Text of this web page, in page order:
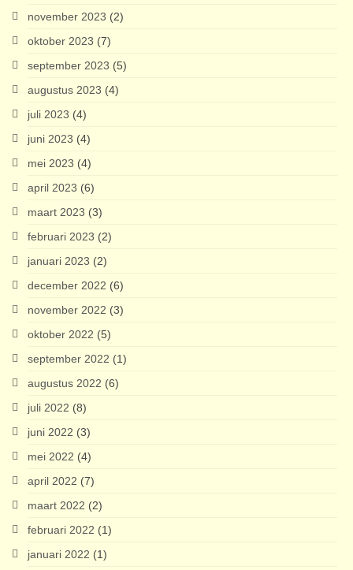
november 2023 (2)
oktober 2023 (7)
september 2023 (5)
augustus 2023 (4)
juli 2023 (4)
juni 2023 (4)
mei 2023 (4)
april 2023 (6)
maart 2023 (3)
februari 2023 (2)
januari 2023 (2)
december 2022 (6)
november 2022 (3)
oktober 2022 (5)
september 2022 (1)
augustus 2022 (6)
juli 2022 (8)
juni 2022 (3)
mei 2022 (4)
april 2022 (7)
maart 2022 (2)
februari 2022 (1)
januari 2022 (1)